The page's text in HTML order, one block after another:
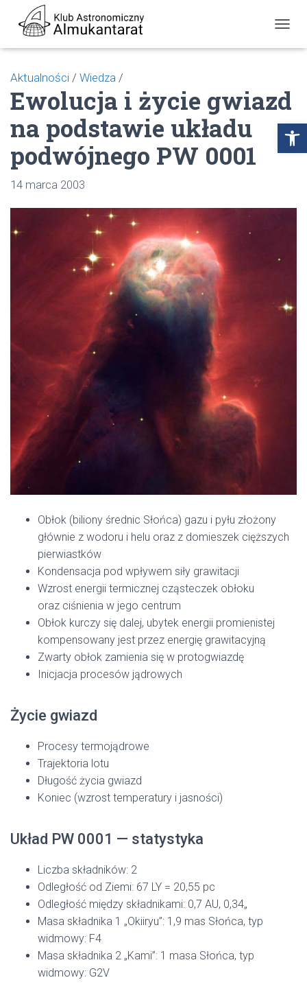
Open toolbar
R
Ą
C
N
C
Aktualności / Wiedza /
Ewolucja i życie gwiazd
na podstawie układu
podwójnego PW 0001
14 marca 2003
Obłok (biliony średnic Słońca) gazu i pyłu złożony
głównie z wodoru i helu oraz z domieszek cięższych
pierwiastków
Kondensacja pod wpływem siły grawitacji
Wzrost energii termicznej cząsteczek obłoku
oraz ciśnienia w jego centrum
Obłok kurczy się dalej, ubytek energii promienistej
kompensowany jest przez energię grawitacyjną
Zwarty obłok zamienia się w protogwiazdę
Inicjacja procesów jądrowych
Życie gwiazd
Procesy termojądrowe
Trajektoria lotu
Długość życia gwiazd
Koniec (wzrost temperatury i jasności)
Układ PW 0001 — statystyka
Liczba składników: 2
Odległość od Ziemi: 67 LY = 20,55 pc
Odległość między składnikami: 0,7 AU, 0,34„
Masa składnika 1 „Okiiryu”: 1,9 mas Słońca, typ
widmowy: F4
Masa składnika 2 „Kami”: 1 masa Słońca, typ
widmowy: G2V